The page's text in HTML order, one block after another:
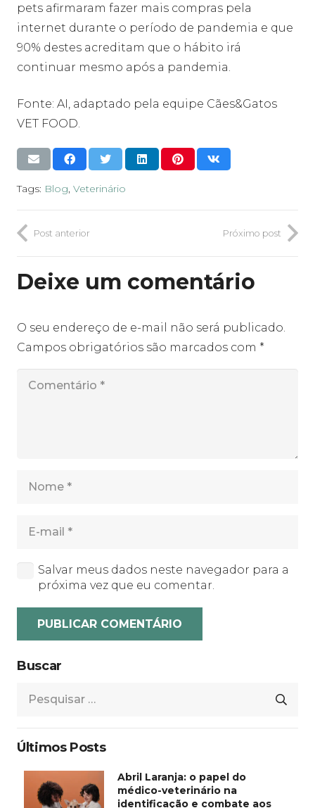
pets afirmaram fazer mais compras pela
internet durante o período de pandemia e que
90% destes acreditam que o hábito irá
continuar mesmo após a pandemia.
Fonte: AI, adaptado pela equipe Cães&Gatos
VET FOOD.
Tags: Blog, Veterinário
Post anterior Próximo post
Deixe um comentário
O seu endereço de e-mail não será publicado.
Campos obrigatórios são marcados com *
Salvar meus dados neste navegador para a
próxima vez que eu comentar.
PUBLICAR COMENTÁRIO
Buscar
Pesquisar
Últimos Posts
Abril Laranja: o papel do
médico-veterinário na
identificação e combate aos